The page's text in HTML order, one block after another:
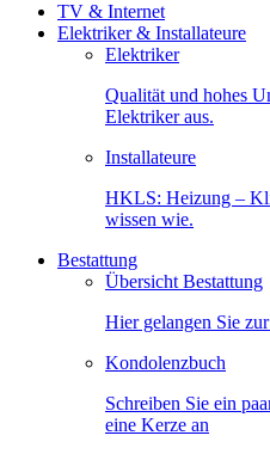
TV & Internet
Elektriker & Installateure
Elektriker
Qualität und hohes
Elektriker aus.
Installateure
HKLS: Heizung –
wissen wie.
Bestattung
Übersicht Bestattung
Hier gelangen Sie
Kondolenzbuch
Schreiben Sie ein
eine Kerze an